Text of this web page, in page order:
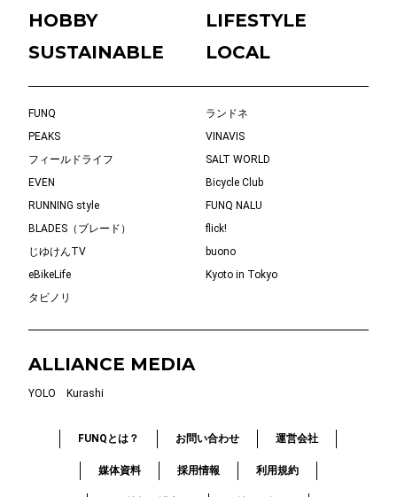
HOBBY
LIFESTYLE
SUSTAINABLE
LOCAL
FUNQ
ランドネ
PEAKS
VINAVIS
フィールドライフ
SALT WORLD
EVEN
Bicycle Club
RUNNING style
FUNQ NALU
BLADES（ブレード）
flick!
じゆけんTV
buono
eBikeLife
Kyoto in Tokyo
タビノリ
ALLIANCE MEDIA
YOLO Kurashi
FUNQとは？ お問い合わせ 運営会社
媒体資料 採用情報 利用規約